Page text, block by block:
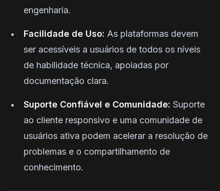
engenharia.
Facilidade de Uso: As plataformas devem
ser acessíveis a usuários de todos os níveis
de habilidade técnica, apoiadas por
documentação clara.
Suporte Confiável e Comunidade: Suporte
ao cliente responsivo e uma comunidade de
usuários ativa podem acelerar a resolução de
problemas e o compartilhamento de
conhecimento.